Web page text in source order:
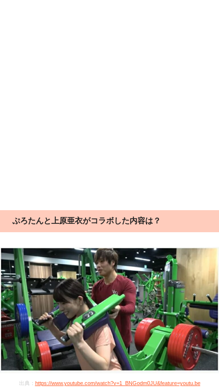
ぷろたんと上原亜衣がコラボした内容は？
出典： https://www.youtube.com/watch?v=1_BNGodm0JU&feature=youtu.be